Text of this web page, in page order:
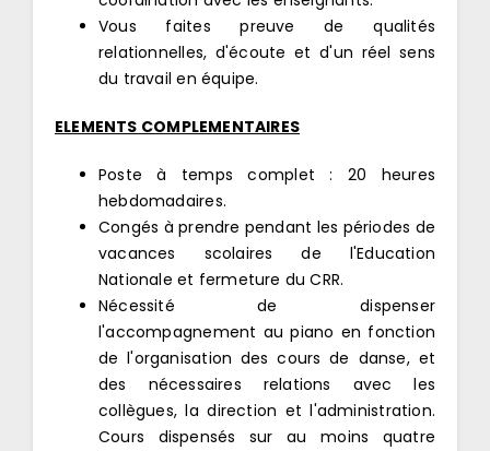
Vous faites preuve de qualités
relationnelles, d'écoute et d'un réel sens
du travail en équipe.
ELEMENTS COMPLEMENTAIRES
Poste à temps complet : 20 heures
hebdomadaires.
Congés à prendre pendant les périodes de
vacances scolaires de l'Education
Nationale et fermeture du CRR.
Nécessité de dispenser
l'accompagnement au piano en fonction
de l'organisation des cours de danse, et
des nécessaires relations avec les
collègues, la direction et l'administration.
Cours dispensés sur au moins quatre